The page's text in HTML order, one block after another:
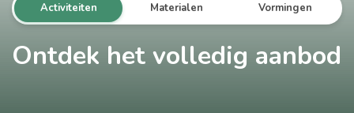
Activiteiten Materialen Vormingen
Ontdek het volledig aanbod